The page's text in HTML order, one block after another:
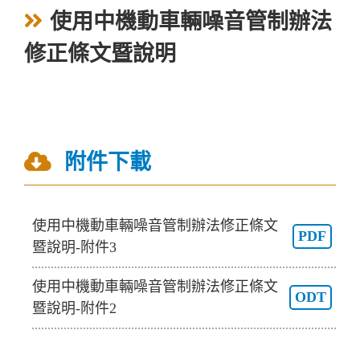
使用中機動車輛噪音管制辦法
修正條文暨說明
附件下載
使用中機動車輛噪音管制辦法修正條文
暨說明-附件3
PDF
使用中機動車輛噪音管制辦法修正條文
暨說明-附件2
ODT